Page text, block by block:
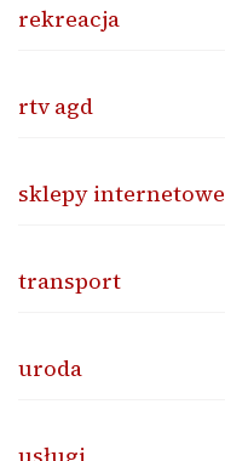
rekreacja
rtv agd
sklepy internetowe
transport
uroda